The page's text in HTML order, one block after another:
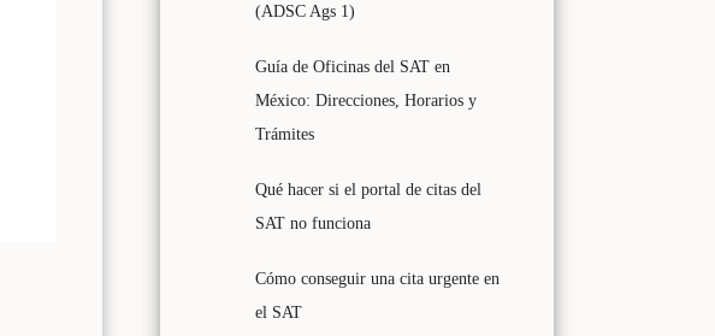
(ADSC Ags 1)
Guía de Oficinas del SAT en
México: Direcciones, Horarios y
Trámites
Qué hacer si el portal de citas del
SAT no funciona
Cómo conseguir una cita urgente en
el SAT